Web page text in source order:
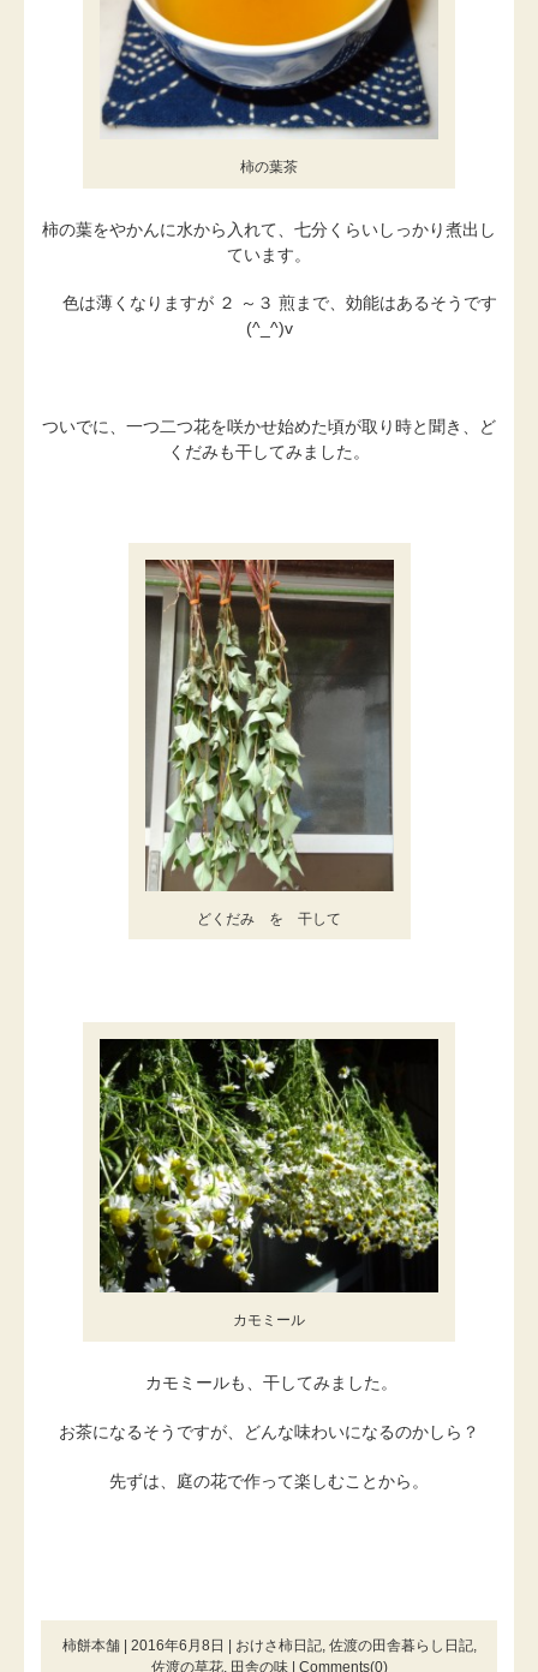
柿の葉茶
柿の葉をやかんに水から入れて、七分くらいしっかり煮出し
ています。
色は薄くなりますが ２ ～３ 煎まで、効能はあるそうです
(^_^)v
ついでに、一つ二つ花を咲かせ始めた頃が取り時と聞き、ど
くだみも干してみました。
どくだみ を 干して
カモミール
カモミールも、干してみました。
お茶になるそうですが、どんな味わいになるのかしら？
先ずは、庭の花で作って楽しむことから。
柿餅本舗 | 2016年6月8日 | おけさ柿日記, 佐渡の田舎暮らし日記,
佐渡の草花, 田舎の味| Comments(0)